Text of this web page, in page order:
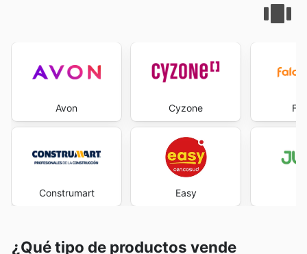
Avon
Construmart
Cyzone
Easy
¿Qué tipo de productos vende